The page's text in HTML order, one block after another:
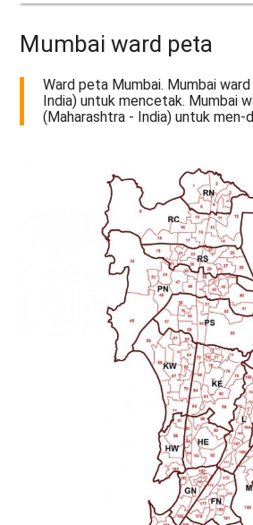
Mumbai ward peta
Ward peta Mumbai. Mumbai
India) untuk mencetak. Mumbai
(Maharashtra - India) untuk men-